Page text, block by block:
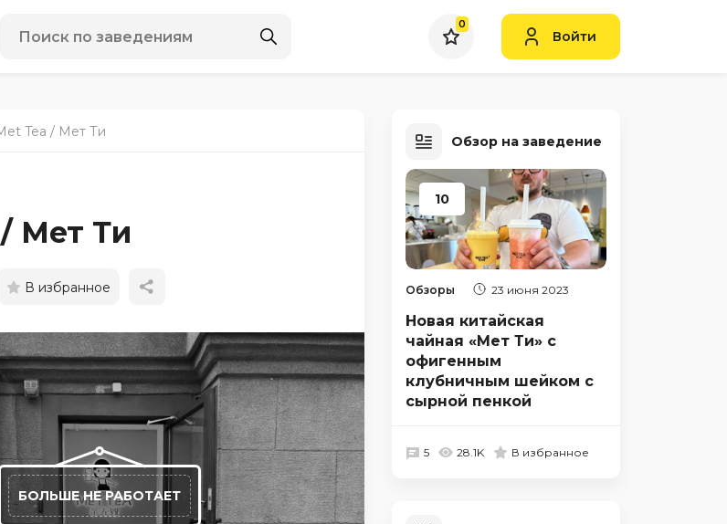
0
Войти
Tea / Мет Ти
Мет Ти
В избранное
БОЛЬШЕ НЕ РАБОТАЕТ
Обзор на заведение
10
Обзоры 23 июня 2023
Новая китайская
чайная «Мет Ти» с
офигенным
клубничным шейком с
сырной пенкой
5 28.1K В избранное